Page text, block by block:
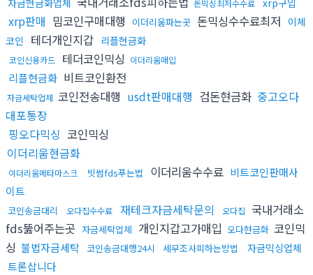
돈믹싱최저수수료
xrp판매 밈코인구매대행 이더리움파는곳 돈믹싱수수료최저 이체
코인
테더개인지갑 리플현금화
코인신용카드 테더코인믹싱 이더리움매입
리플현금화 비트코인환전
자금세탁업체 코인전송대행 usdt판매대행 검돈현금화 중고오다
대포통장
핑오다믹싱 코인믹싱
이더리움현금화
이더리움메타마스크 빗썸fds푸는법 이더리움수수료 비트코인판매사
이트
코인송금대리 오다집수수료 재테크자금세탁문의 오다집 국내거래소
fds뚫어주는곳 자금세탁업체 개인지갑고가매입 오다현금화 코인믹
싱 불법자금세탁 코인송금대행24시 세무조사피하는방법 자금믹싱업체
트론삽니다